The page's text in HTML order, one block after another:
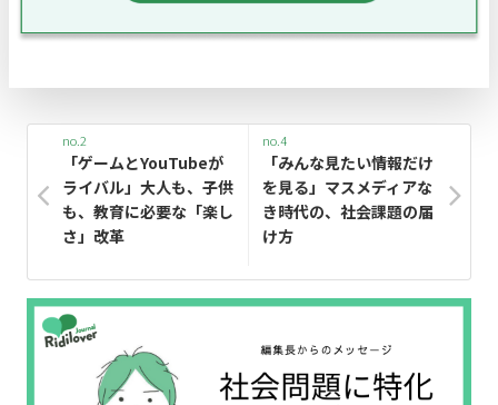
no.2
「ゲームとYouTubeが
ライバル」大人も、子供
も、教育に必要な「楽し
さ」改革
no.4
「みんな見たい情報だけ
を見る」マスメディアな
き時代の、社会課題の届
け方